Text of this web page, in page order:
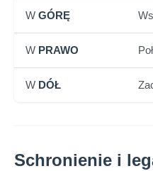
W GÓRĘ
W PRAWO
W DÓŁ
Schronienie i